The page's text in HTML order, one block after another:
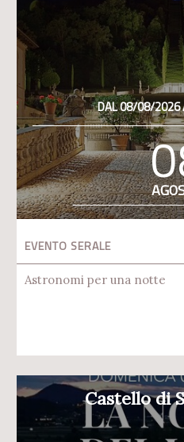
DAL 08/08/
EVENTO SERALE
Astronomi per una notte
Castello di